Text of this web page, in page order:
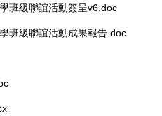
班級聯誼活動簽呈v6.doc
班級聯誼活動成果報告.doc